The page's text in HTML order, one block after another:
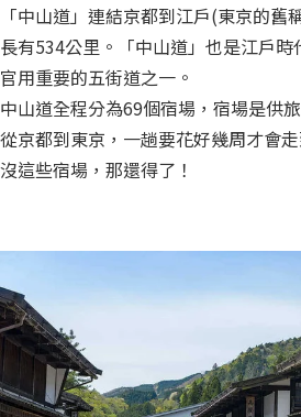
「中山道」連結京都到江戶(東京的
長有534公里。「中山道」也是江戶
官用重要的五街道之一。
中山道全程分為69個宿場，宿場是供
從京都到東京，一趟要花好幾周才會
沒這些宿場，那還得了！